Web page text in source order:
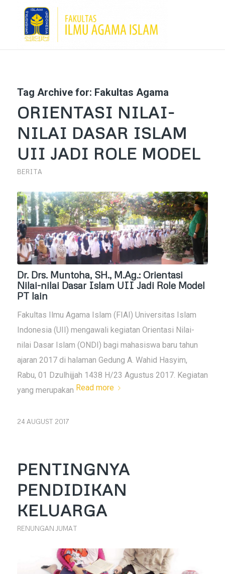
Tag Archive for: Fakultas Agama
ORIENTASI NILAI-
NILAI DASAR ISLAM
UII JADI ROLE MODEL
BERITA
Dr. Drs. Muntoha, SH., M.Ag.: Orientasi
Nilai-nilai Dasar Islam UII Jadi Role Model
PT lain
Fakultas Ilmu Agama Islam (FIAI) Universitas Islam
Indonesia (UII) mengawali kegiatan Orientasi Nilai-
nilai Dasar Islam (ONDI) bagi mahasiswa baru tahun
ajaran 2017 di halaman Gedung A. Wahid Hasyim,
Rabu, 01 Dzulhijjah 1438 H/23 Agustus 2017. Kegiatan
yang merupakan Read more
24 AUGUST 2017
PENTINGNYA
PENDIDIKAN
KELUARGA
RENUNGAN JUMAT